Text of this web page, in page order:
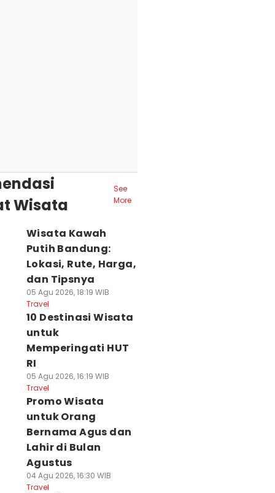
Wisata
See
More
Wisata Kawah
Putih Bandung:
Lokasi, Rute, Harga,
dan Tipsnya
05 Agu 2026, 18:19 WIB
Travel
10 Destinasi Wisata
untuk
Memperingati HUT
RI
05 Agu 2026, 16:19 WIB
Travel
Promo Wisata
untuk Orang
Bernama Agus dan
Lahir di Bulan
Agustus
04 Agu 2026, 16:30 WIB
Travel